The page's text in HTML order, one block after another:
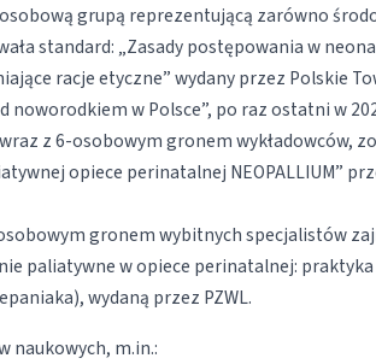
grupą reprezentującą zarówno
standard: „Zasady postępowania w
racje etyczne” wydany przez Polskie
noworodkiem w Polsce”, po raz ostatni w
z 6-osobowym gronem wykładowców,
opiece perinatalnej NEOPALLIUM”
gronem wybitnych specjalistów
paliatywne w opiece perinatalnej:
wydaną przez PZWL.
naukowych, m.in.: